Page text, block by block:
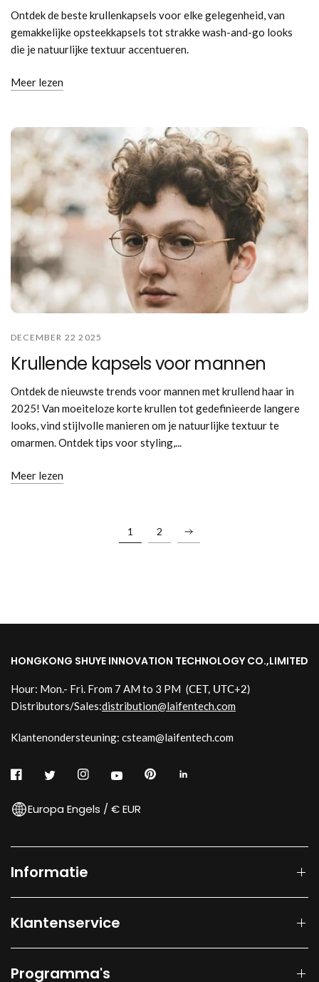
Ontdek de beste krullenkapsels voor elke gelegenheid, van
gemakkelijke opsteekkapsels tot strakke wash-and-go looks
die je natuurlijke textuur accentueren.
Meer lezen
DECEMBER 22 2025
Krullende kapsels voor mannen
Ontdek de nieuwste trends voor mannen met krullend haar in
2025! Van moeiteloze korte krullen tot gedefinieerde langere
looks, vind stijlvolle manieren om je natuurlijke textuur te
omarmen. Ontdek tips voor styling,...
Meer lezen
1 2
HONGKONG SHUYE INNOVATION TECHNOLOGY CO.,LIMITED
Hour: Mon.- Fri. From 7 AM to 3 PM (CET, UTC+2)
Distributors/Sales:distribution@laifentech.com
Klantenondersteuning: csteam@laifentech.com
Europa Engels / € EUR
Informatie
Klantenservice
Programma's